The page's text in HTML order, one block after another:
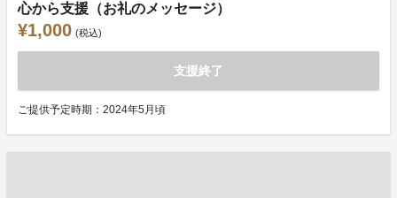
心から支援（お礼のメッセージ）
¥1,000 (税込)
支援終了
ご提供予定時期：2024年5月頃